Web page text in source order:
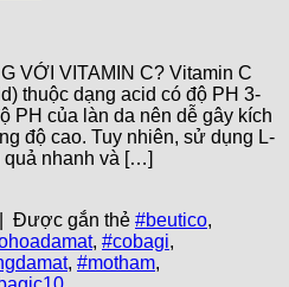
VỚI VITAMIN C? Vitamin C
thuộc dạng acid có độ PH 3-
PH của làn da nên dễ gây kích
độ cao. Tuy nhiên, sử dụng L-
quả nhanh và […]
Được gắn thẻ #beutico,
, #cobagi,
, #motham,